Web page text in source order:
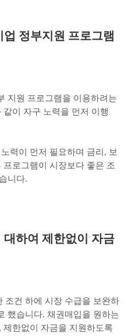
정부지원 프로그램
지원 프로그램을 이용하려는
이 자구 노력을 먼저 이행
력이 먼저 필요하며 금리, 보
로그램이 시장보다 좋은 조
니다.
하여 제한없이 자금
조건 하에 시장 수급을 보완하
했습니다. 채권매입을 원하는
한없이 자금을 지원하도록